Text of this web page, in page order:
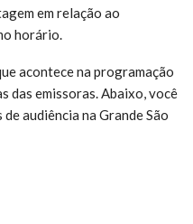
em relação ao
horário.
acontece na programação
das emissoras. Abaixo, você
audiência na Grande São